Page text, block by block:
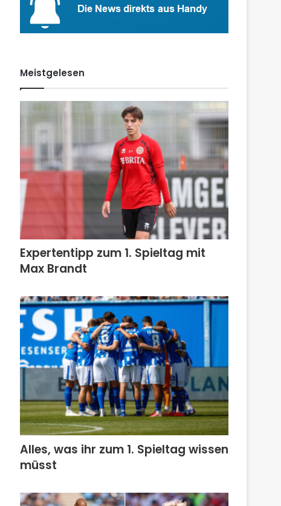
Meistgelesen
Expertentipp zum 1. Spieltag mit
Max Brandt
Alles, was ihr zum 1. Spieltag wissen
müsst